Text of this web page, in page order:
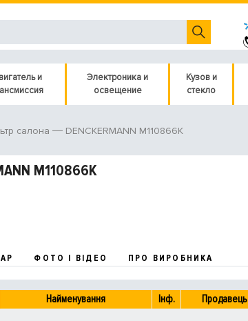
и
Электроника и
освещение
Кузов и
стекло
салона DENCKERMANN M110866K
M110866K
ФОТО І ВІДЕО ПРО ВИРОБНИКА
Найменування Інф. Продавець